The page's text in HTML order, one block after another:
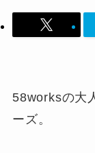
58worksの大
ーズ。